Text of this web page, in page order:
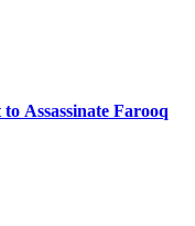
Assassinate Farooq